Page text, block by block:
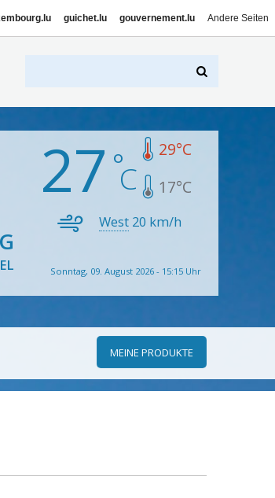
guichet.lu gouvernement.lu Andere Seiten
27 29°C
17°C
West 20 km/h
Sonntag, 09. August 2026 - 15:15 Uhr
MEINE PRODUKTE